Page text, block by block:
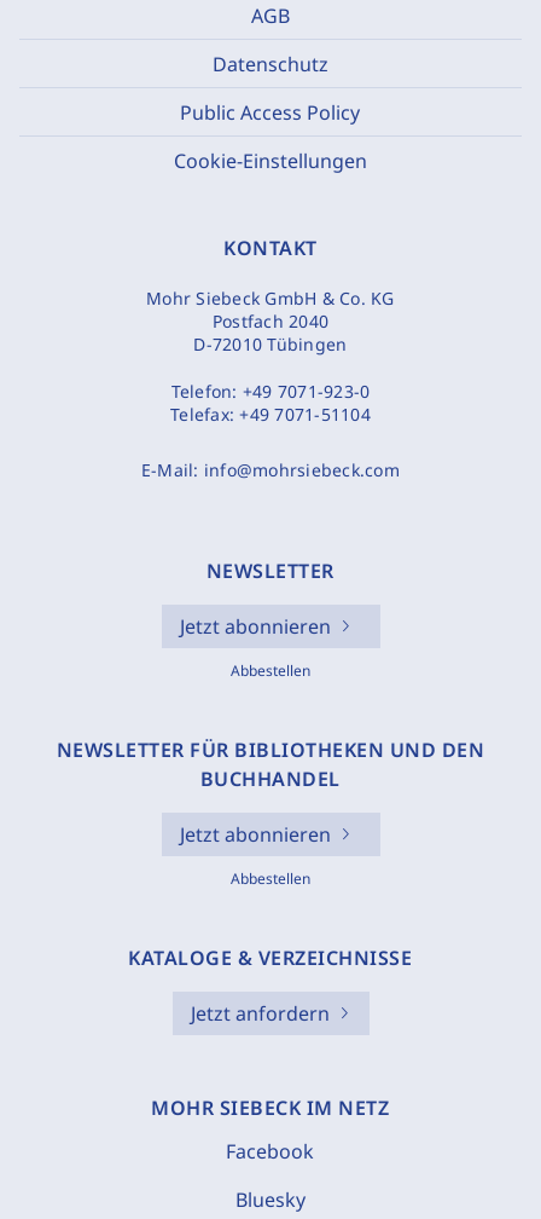
AGB
Datenschutz
Public Access Policy
Cookie-Einstellungen
KONTAKT
Mohr Siebeck GmbH & Co. KG
Postfach 2040
D-72010 Tübingen
Telefon: +49 7071-923-0
Telefax:+49 7071-51104
E-Mail: info@mohrsiebeck.com
NEWSLETTER
Jetzt abonnieren
Abbestellen
NEWSLETTER FÜR BIBLIOTHEKEN UND DEN
BUCHHANDEL
Jetzt abonnieren
Abbestellen
KATALOGE & VERZEICHNISSE
Jetzt anfordern
MOHR SIEBECK IM NETZ
Facebook
Bluesky